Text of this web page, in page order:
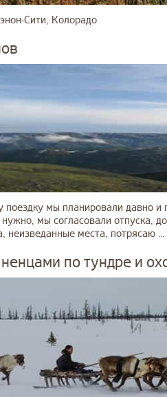
Сити, Колорадо
мы планировали давно и
мы согласовали отпуска,
неизведанные места, потрясаю ...
по тундре и